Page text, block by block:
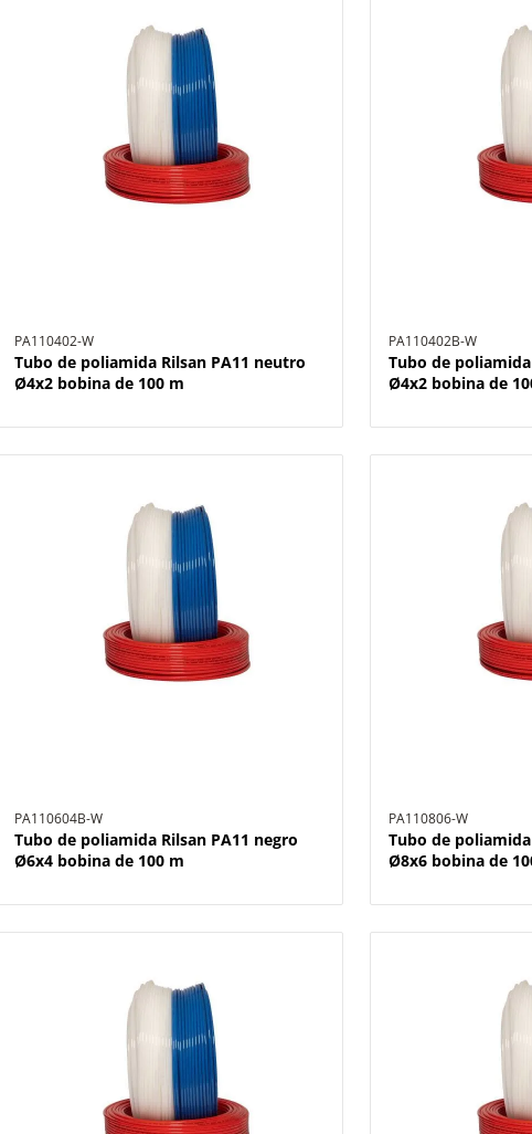
PA110402-W
Tubo de poliamida Rilsan PA11 neutro
Ø4x2 bobina de 100 m
PA110402B-W
Tubo de
Ø4x2 bobina de
PA110604B-W
Tubo de poliamida Rilsan PA11 negro
Ø6x4 bobina de 100 m
PA110806-W
Tubo de
Ø8x6 bobina de